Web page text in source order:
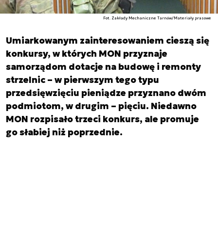
Fot. Zakłady Mechaniczne Tarnów/Materiały prasowe
Umiarkowanym zainteresowaniem cieszą się
konkursy, w których MON przyznaje
samorządom dotacje na budowę i remonty
strzelnic – w pierwszym tego typu
przedsięwzięciu pieniądze przyznano dwóm
podmiotom, w drugim – pięciu. Niedawno
MON rozpisało trzeci konkurs, ale promuje
go słabiej niż poprzednie.